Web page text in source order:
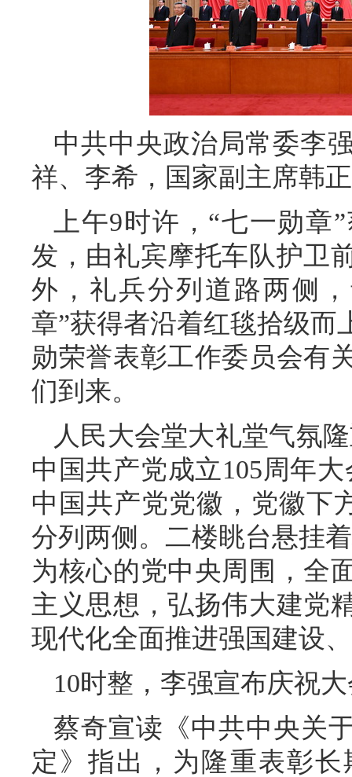
中共中央政治局常委李
祥、李希，国家副主席韩
上午9时许，“七一勋
发，由礼宾摩托车队护卫
外，礼兵分列道路两侧
章”获得者沿着红毯拾级而
勋荣誉表彰工作委员会有
们到来。
人民大会堂大礼堂气氛
中国共产党成立105周年
中国共产党党徽，党徽下
分列两侧。二楼眺台悬挂
为核心的党中央周围，全
主义思想，弘扬伟大建党
现代化全面推进强国建设
10时整，李强宣布庆祝
蔡奇宣读《中共中央关
定》指出，为隆重表彰